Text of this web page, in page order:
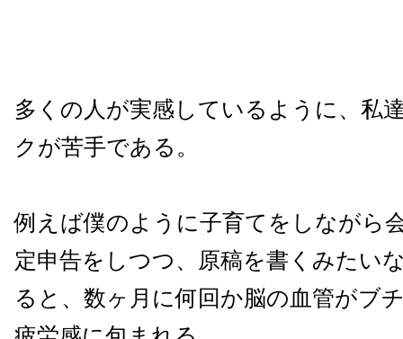
多くの人が実感しているように、私
クが苦手である。
例えば僕のように子育てをしながら
定申告をしつつ、原稿を書くみたい
ると、数ヶ月に何回か脳の血管がブ